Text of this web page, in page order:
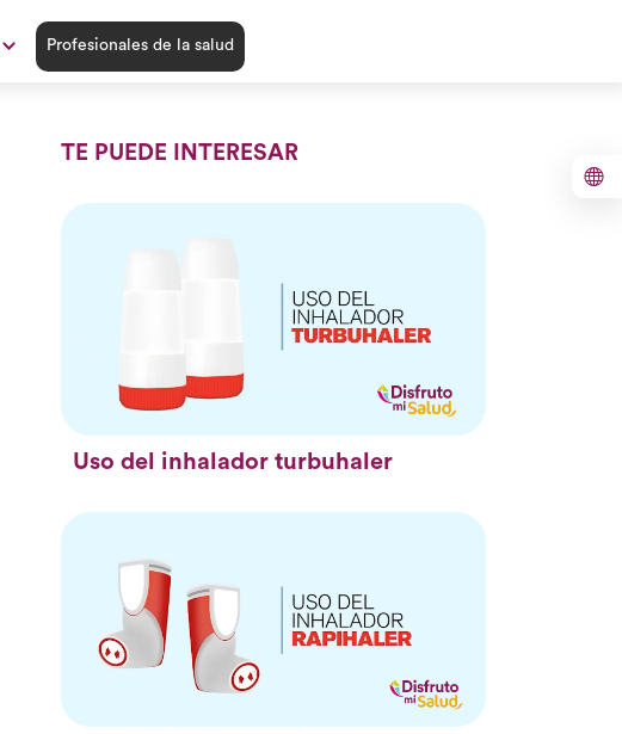
Profesionales de la salud
TE PUEDE INTERESAR
Uso del inhalador turbuhaler